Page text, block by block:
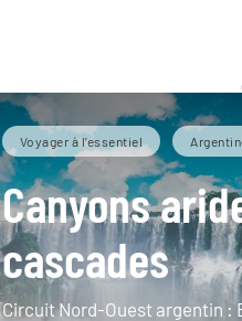
Voyager à l’essentiel
Canyons
cascades
Circuit Nord-Ouest argentin :